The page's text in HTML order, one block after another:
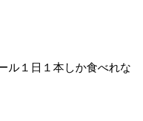
ル１日１本しか食べれな